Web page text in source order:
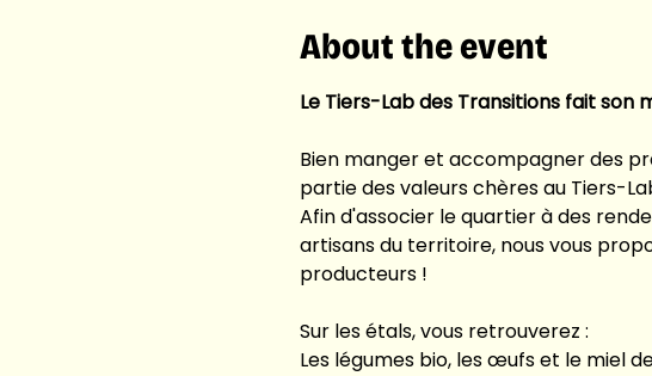
About the event
Le Tiers-Lab des Transitions fait son
Bien manger et accompagner des
partie des valeurs chères au Tiers-
Afin d'associer le quartier à des
artisans du territoire, nous vous
producteurs !
Sur les étals, vous retrouverez :
Les légumes bio, les œufs et le miel